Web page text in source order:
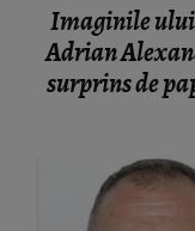
Imaginile
Adrian
surprins de